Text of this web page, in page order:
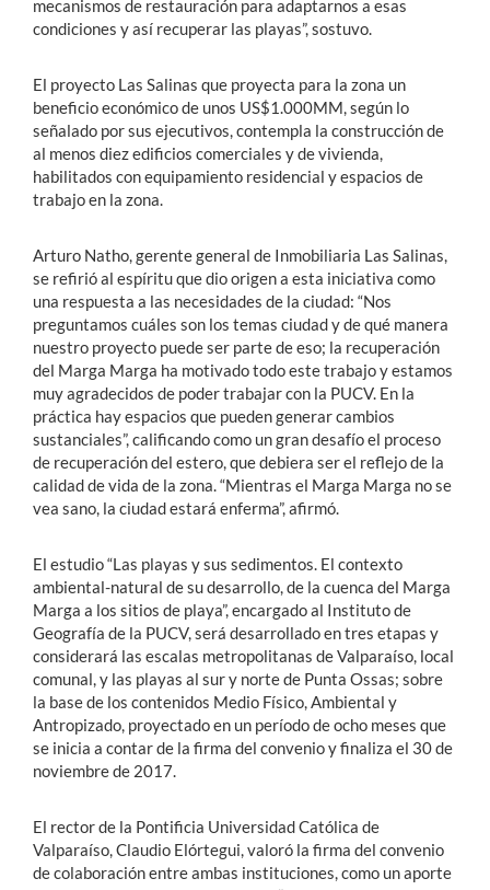
mecanismos de restauración para adaptarnos a esas
condiciones y así recuperar las playas”, sostuvo.
El proyecto Las Salinas que proyecta para la zona un
beneficio económico de unos US$1.000MM, según lo
señalado por sus ejecutivos, contempla la construcción de
al menos diez edificios comerciales y de vivienda,
habilitados con equipamiento residencial y espacios de
trabajo en la zona.
Arturo Natho, gerente general de Inmobiliaria Las Salinas,
se refirió al espíritu que dio origen a esta iniciativa como
una respuesta a las necesidades de la ciudad: “Nos
preguntamos cuáles son los temas ciudad y de qué manera
nuestro proyecto puede ser parte de eso; la recuperación
del Marga Marga ha motivado todo este trabajo y estamos
muy agradecidos de poder trabajar con la PUCV. En la
práctica hay espacios que pueden generar cambios
sustanciales”, calificando como un gran desafío el proceso
de recuperación del estero, que debiera ser el reflejo de la
calidad de vida de la zona. “Mientras el Marga Marga no se
vea sano, la ciudad estará enferma”, afirmó.
El estudio “Las playas y sus sedimentos. El contexto
ambiental-natural de su desarrollo, de la cuenca del Marga
Marga a los sitios de playa”, encargado al Instituto de
Geografía de la PUCV, será desarrollado en tres etapas y
considerará las escalas metropolitanas de Valparaíso, local
comunal, y las playas al sur y norte de Punta Ossas; sobre
la base de los contenidos Medio Físico, Ambiental y
Antropizado, proyectado en un período de ocho meses que
se inicia a contar de la firma del convenio y finaliza el 30 de
noviembre de 2017.
El rector de la Pontificia Universidad Católica de
Valparaíso, Claudio Elórtegui, valoró la firma del convenio
de colaboración entre ambas instituciones, como un aporte